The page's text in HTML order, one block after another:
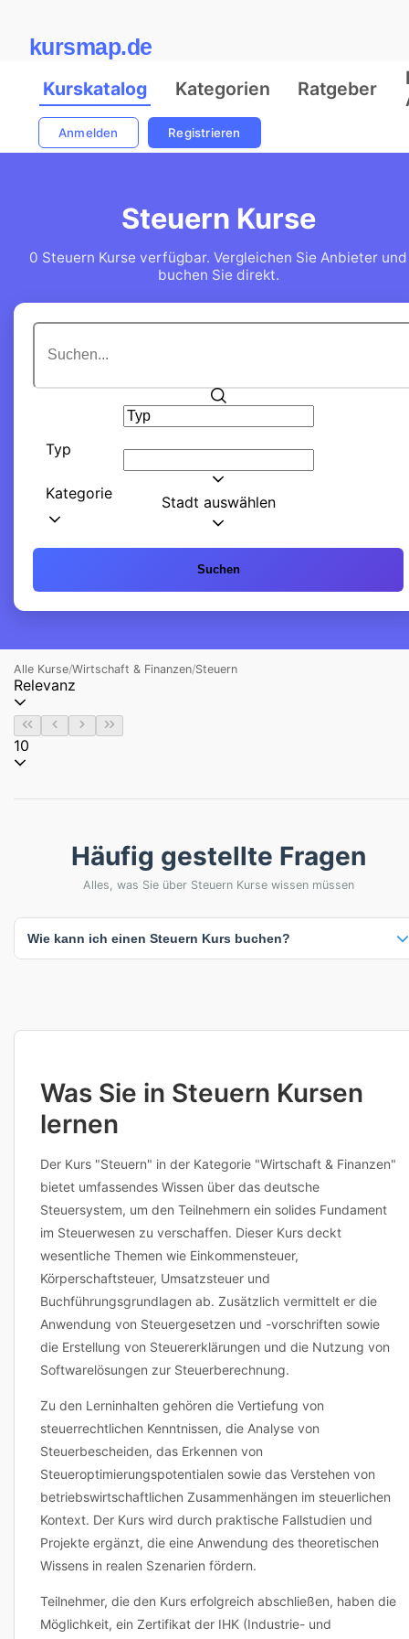
kursmap.de
Kurskatalog Kategorien Ratgeber
Anmelden Registrieren
Steuern Kurse
0 Steuern Kurse verfügbar. Vergleichen Sie Anbieter und
buchen Sie direkt.
Typ
Kategorie Stadt auswählen
Suchen
Alle Kurse/Wirtschaft & Finanzen/Steuern
Relevanz
10
Häufig gestellte Fragen
Alles, was Sie über Steuern Kurse wissen müssen
Wie kann ich einen Steuern Kurs buchen?
auch flexible Terminplanung an. Bei Fragen zu Inhalten,
Was Sie in Steuern Kursen
lernen
Der Kurs "Steuern" in der Kategorie "Wirtschaft & Finanzen"
bietet umfassendes Wissen über das deutsche
Steuersystem, um den Teilnehmern ein solides Fundament
im Steuerwesen zu verschaffen. Dieser Kurs deckt
wesentliche Themen wie Einkommensteuer,
Körperschaftsteuer, Umsatzsteuer und
Buchführungsgrundlagen ab. Zusätzlich vermittelt er die
Anwendung von Steuergesetzen und -vorschriften sowie
die Erstellung von Steuererklärungen und die Nutzung von
Softwarelösungen zur Steuerberechnung.
Zu den Lerninhalten gehören die Vertiefung von
steuerrechtlichen Kenntnissen, die Analyse von
Steuerbescheiden, das Erkennen von
Steueroptimierungspotentialen sowie das Verstehen von
betriebswirtschaftlichen Zusammenhängen im steuerlichen
Kontext. Der Kurs wird durch praktische Fallstudien und
Projekte ergänzt, die eine Anwendung des theoretischen
Wissens in realen Szenarien fördern.
Teilnehmer, die den Kurs erfolgreich abschließen, haben die
Möglichkeit, ein Zertifikat der IHK (Industrie- und